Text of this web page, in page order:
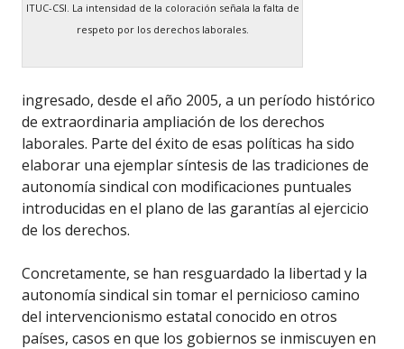
ITUC-CSI. La intensidad de la coloración señala la falta de
respeto por los derechos laborales.
ingresado, desde el año 2005, a un período histórico
de extraordinaria ampliación de los derechos
laborales. Parte del éxito de esas políticas ha sido
elaborar una ejemplar síntesis de las tradiciones de
autonomía sindical con modificaciones puntuales
introducidas en el plano de las garantías al ejercicio
de los derechos.
Concretamente, se han resguardado la libertad y la
autonomía sindical sin tomar el pernicioso camino
del intervencionismo estatal conocido en otros
países, casos en que los gobiernos se inmiscuyen en